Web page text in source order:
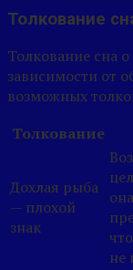
Толкование
Толкование сна
зависимости от
возможных
Толкование
Дохлая рыба
— плохой
знак
не